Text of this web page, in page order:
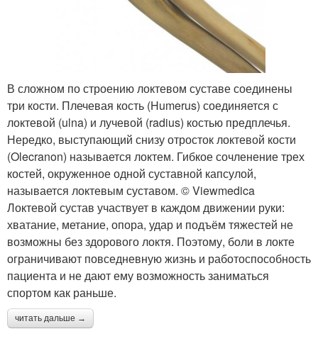
В сложном по строению локтевом суставе соединены
три кости. Плечевая кость (Humerus) соединяется с
локтевой (ulna) и лучевой (radius) костью предплечья.
Нередко, выступающий снизу отросток локтевой кости
(Olecranon) называется локтем. Гибкое сочленение трех
костей, окруженное одной суставной капсулой,
называется локтевым суставом. © Viewmedica
Локтевой сустав участвует в каждом движении руки:
хватание, метание, опора, удар и подъём тяжестей не
возможны без здорового локтя. Поэтому, боли в локте
ограничивают повседневную жизнь и работоспособность
пациента и не дают ему возможность заниматься
спортом как раньше.
читать дальше →